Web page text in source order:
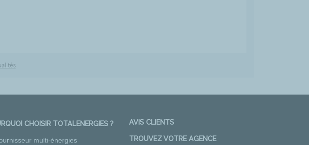
CHOISIR TOTALENERGIES ?
multi-énergies
AVIS CLIENTS
TROUVEZ VOTRE AGENCE